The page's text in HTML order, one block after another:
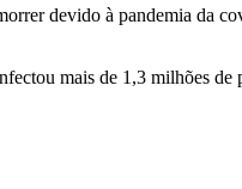
devido à pandemia da
mais de 1,3 milhões